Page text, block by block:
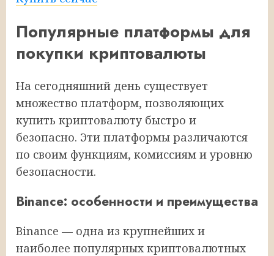
Популярные платформы для
покупки криптовалюты
На сегодняшний день существует
множество платформ, позволяющих
купить криптовалюту быстро и
безопасно. Эти платформы различаются
по своим функциям, комиссиям и уровню
безопасности.
Binance: особенности и преимущества
Binance — одна из крупнейших и
наиболее популярных криптовалютных